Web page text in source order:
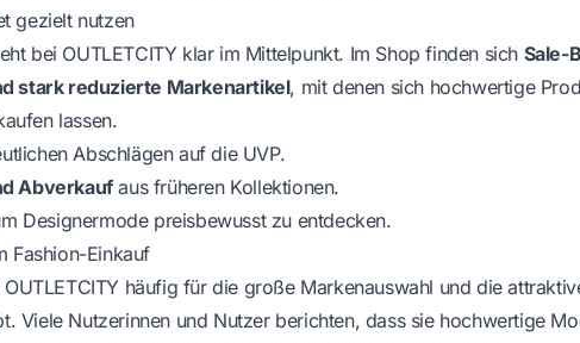
gezielt nutzen
bei OUTLETCITY klar im Mittelpunkt. Im Shop finden sich Sale-
stark reduzierte Markenartikel, mit denen sich hochwertige
lassen.
Abschlägen auf die UVP.
Abverkaufaus früheren Kollektionen.
Designermode preisbewusst zu entdecken.
Fashion-Einkauf
häufig für die große Markenauswahl und die
Viele Nutzerinnen und Nutzer berichten, dass sie hochwertige